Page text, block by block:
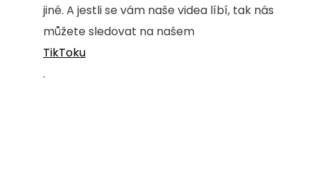
jiné. A jestli se vám naše videa líbí, tak nás
můžete sledovat na našem
TikToku
.